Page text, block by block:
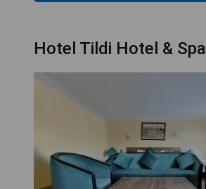
Hotel Tildi Hotel & Spa